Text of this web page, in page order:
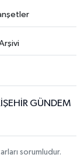
GÜNDEM
sorumludur.